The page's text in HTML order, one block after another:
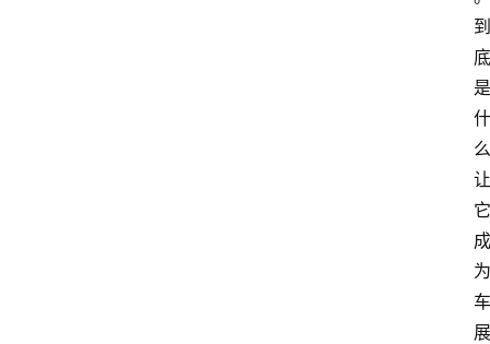
到
底
是
什
么
让
它
成
为
车
展